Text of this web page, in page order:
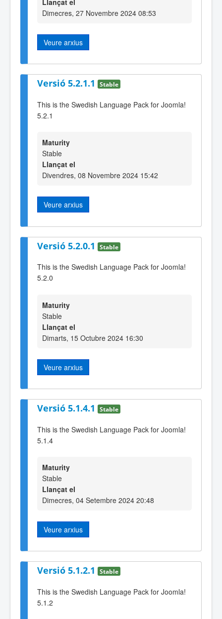
Dimecres, 27 Novembre 2024 08:53
Veure arxius
Versió 5.2.1.1 Stable
This is the Swedish Language Pack for Joomla!
5.2.1
Maturity
Stable
Llançat el
Divendres, 08 Novembre 2024 15:42
Veure arxius
Versió 5.2.0.1 Stable
This is the Swedish Language Pack for Joomla!
5.2.0
Maturity
Stable
Llançat el
Dimarts, 15 Octubre 2024 16:30
Veure arxius
Versió 5.1.4.1 Stable
This is the Swedish Language Pack for Joomla!
5.1.4
Maturity
Stable
Llançat el
Dimecres, 04 Setembre 2024 20:48
Veure arxius
Versió 5.1.2.1 Stable
This is the Swedish Language Pack for Joomla!
5.1.2